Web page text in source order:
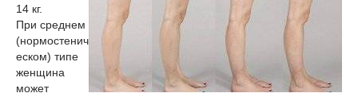
14 кг.
При среднем
(нормостенич
еском) типе
женщина
может